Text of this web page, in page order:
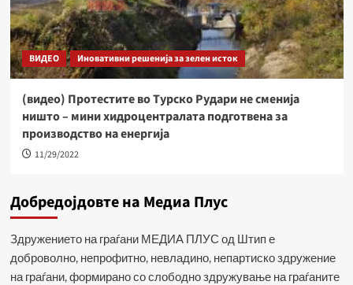
ВИДЕО Иновативни решенија за зелен исток
(видео) Протестите во Турско Рудари не сменија
ништо – мини хидроцентралата подготвена за
производство на енергија
11/29/2022
Добредојдовте на Медиа Плус
Здружението на граѓани МЕДИА ПЛУС од Штип е
доброволно, непрофитно, невладино, непартиско здружение
на граѓани, формирано со слободно здружување на граѓаните